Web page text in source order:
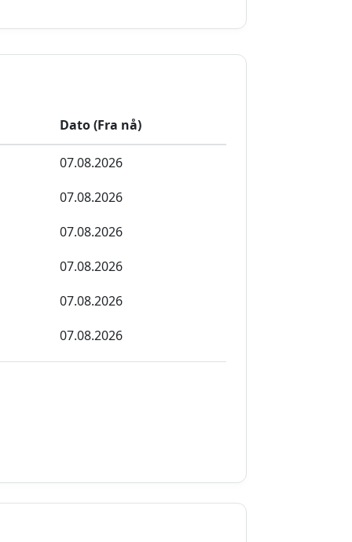
Dato (Fra nå)
07.08.2026
07.08.2026
07.08.2026
07.08.2026
07.08.2026
07.08.2026
07.08.2026